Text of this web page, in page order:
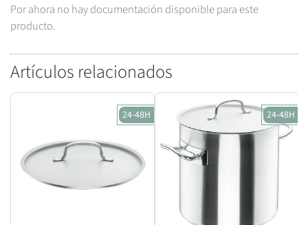
Por ahora no hay documentación disponible para este
producto.
Artículos relacionados
24-48H 24-48H